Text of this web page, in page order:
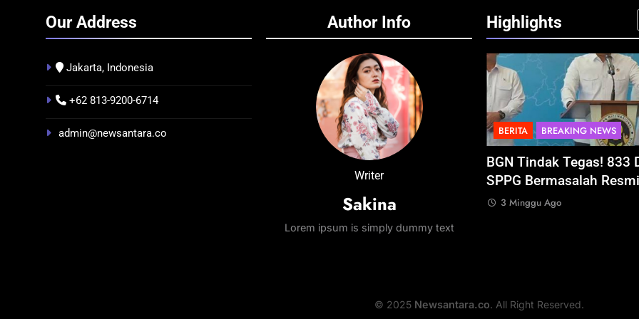
Our Address
Jakarta, Indonesia
+62 813-9200-6714
admin@newsantara.co
Author Info
Writer
Sakina
Lorem ipsum is simply dummy text
Highlights
BERITA BUDAYA BERITA BREAKING NEWS
Festival Budaya Khatulistiwa
2026 Terselenggara Sukses,
Pontianak Perkuat Peta Wisata
BERITA BREAKING NEWS
BGN Tindak Tegas! 833
SPPG Bermasalah
3 Minggu Ago
© 2025 Newsantara.co. All Right Reserved.